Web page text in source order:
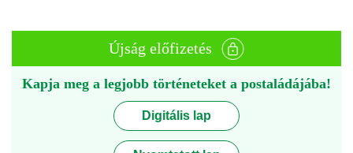
Újság előfizetés
Kapja meg a legjobb történeteket a postaládájába!
Digitális lap